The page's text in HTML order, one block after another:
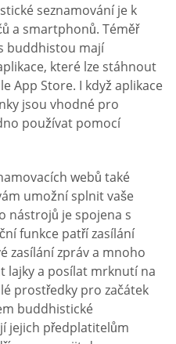
seznamování je k
a smartphonů. Téměř
buddhistou mají
které lze stáhnout
App Store. I když aplikace
jsou vhodné pro
používat pomocí
webů také
umožní splnit vaše
nástrojů je spojena s
funkce patří zasílání
zasílání zpráv a mnoho
lajky a posílat mrknutí na
prostředky pro začátek
buddhistické
jejich předplatitelům